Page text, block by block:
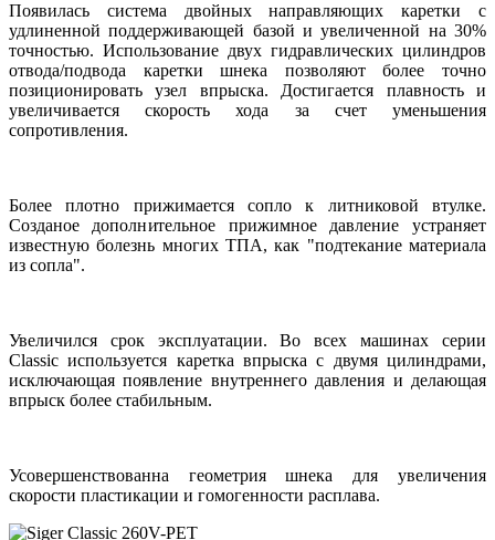
Появилась система двойных направляющих каретки с
удлиненной поддерживающей базой и увеличенной на 30%
точностью. Использование двух гидравлических цилиндров
отвода/подвода каретки шнека позволяют более точно
позиционировать узел впрыска. Достигается плавность и
увеличивается скорость хода за счет уменьшения
сопротивления.
Более плотно прижимается сопло к литниковой втулке.
Созданое дополнительное прижимное давление устраняет
известную болезнь многих ТПА, как "подтекание материала
из сопла".
Увеличился срок эксплуатации. Во всех машинах серии
Classic используется каретка впрыска с двумя цилиндрами,
исключающая появление внутреннего давления и делающая
впрыск более стабильным.
Усовершенствованна геометрия шнека для увеличения
скорости пластикации и гомогенности расплава.